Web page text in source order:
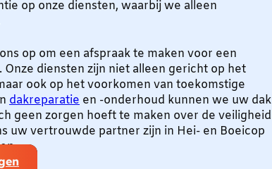
op onze diensten, waarbij we alleen
op om een afspraak te maken voor een
diensten zijn niet alleen gericht op het
ook op het voorkomen van toekomstige
dakreparatie en -onderhoud kunnen we uw dak
geen zorgen hoeft te maken over de veiligheid
uw vertrouwde partner zijn in Hei- en Boeicop